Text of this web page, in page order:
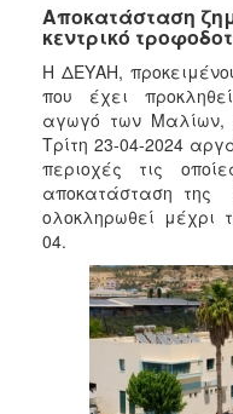
2022
2021
2020
2019
2018
2017
2015
2013
2012
2011
Αποκατάσταση
κεντρικό
Η ΔΕΥΑΗ,
που έχει
αγωγό των Μαλίων,
Τρίτη 23-04-2024
περιοχές τις
αποκατάσταση της
ολοκληρωθεί μέχρι
04.